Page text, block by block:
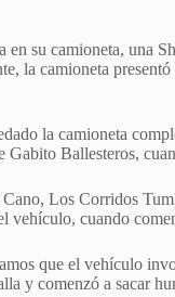
en su camioneta, una
la camioneta
la camioneta
Gabito Ballesteros,
Los Corridos
cuando
que el vehículo
y comenzó a sacar